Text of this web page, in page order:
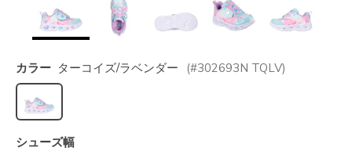
カラー ターコイズ/ラベンダー (#302693N TQLV)
選択されました
シューズ幅